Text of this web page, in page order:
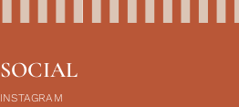
SOCIAL
INSTAGRAM